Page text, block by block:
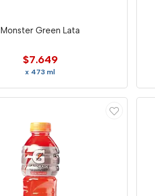
Monster Green Lata
$7.649
x 473 ml